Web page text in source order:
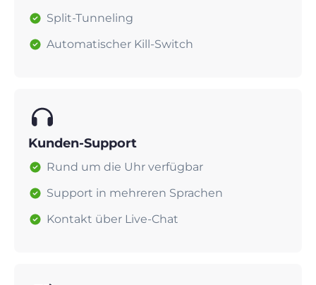
Split-Tunneling
Automatischer Kill-Switch
Kunden-Support
Rund um die Uhr verfügbar
Support in mehreren Sprachen
Kontakt über Live-Chat